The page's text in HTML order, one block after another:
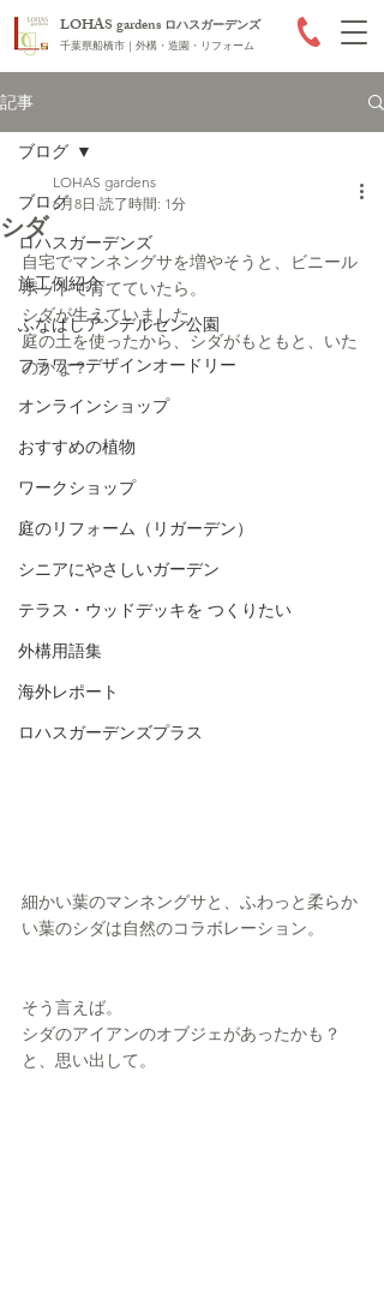
LOHAS gardens ロハスガーデンズ
千葉県船橋市｜外構・造園・リフォーム
記事
ブログ
ロハスガーデンズ
施工例紹介
ふなばしアンデルセン公園
フラワーデザインオードリー
オンラインショップ
おすすめの植物
ワークショップ
庭のリフォーム（リガーデン）
シニアにやさしいガーデン
テラス・ウッドデッキを つくりたい
外構用語集
海外レポート
ロハスガーデンズプラス
ブログ
シダ
LOHAS gardens
6月8日 読了時間: 1分
自宅でマンネングサを増やそうと、ビニール
ポットで育てていたら。
シダが生えていました。
庭の土を使ったから、シダがもともと、いた
のかな？
細かい葉のマンネングサと、ふわっと柔らか
い葉のシダは自然のコラボレーション。
そう言えば。
シダのアイアンのオブジェがあったかも？
と、思い出して。